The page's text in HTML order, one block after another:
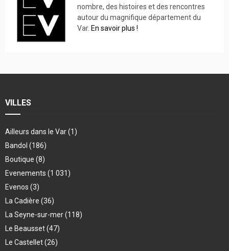
nombre, des histoires et des rencontres
autour du magnifique département du
Var. En savoir plus !
VILLES
Ailleurs dans le Var(1)
Bandol (186)
Boutique (8)
Evenements (1 031)
Evenos (3)
La Cadière (36)
La Seyne-sur-mer(118)
Le Beausset(47)
Le Castellet(26)